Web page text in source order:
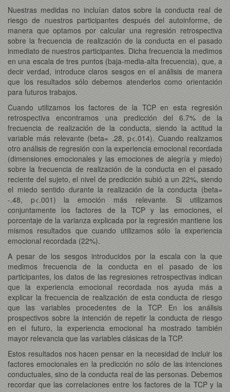
Nuestras medidas no incluían datos sobre la conducta real de
riesgo de nuestros participantes después del autoinforme, de
manera que optamos por calcular una regresión retrospectiva
sobre la frecuencia de realización de la conducta en el pasado
inmediato de nuestros participantes. Dicha frecuencia la medimos
en una escala de tres puntos (baja-media-alta frecuencia), que, a
decir verdad, introduce claros sesgos en el análisis de manera
que los resultados sólo debemos atenderlos como orientación
para futuros trabajos.
Cuando utilizamos los factores de la TCP en esta regresión
retrospectiva encontramos una predicción del 6.7% de la
frecuencia de realización de la conducta, siendo la actitud la
variable más relevante (beta= .28, p<.014). Cuando realizamos
otro análisis de regresión con la experiencia emocional recordada
(dimensiones emocionales y las emociones de alegría y miedo)
sobre la frecuencia de realización de la conducta en el pasado
reciente del sujeto, el nivel de predicción subió a un 22%, siendo
el miedo sentido durante la realización de la conducta (beta=
-.48, p<.001) la emoción más relevante. Si utilizamos
conjuntamente los factores de la TCP y las emociones, el
porcentaje de la varianza explicada por la regresión mantiene los
mismos resultados que cuando utilizamos sólo la experiencia
emocional recordada (22%).
A pesar de los sesgos introducidos por la escala con la que
medimos frecuencia de la conducta en el pasado de los
participantes, los datos de las regresiones retrospectivas indican
que la experiencia emocional recordada nos ayuda más a
explicar la frecuencia de realización de esta conducta de riesgo
que las variables procedentes de la TCP. En los análisis
prospectivos sobre la intención de repetir la conducta de riesgo
en el futuro, la experiencia emocional ha mostrado también
mayor relevancia que las variables clásicas de la TCP.
Estos resultados nos hacen pensar en la necesidad de incluir los
factores emocionales en la predicción no sólo de las intenciones
conductuales, sino de la conducta real de las personas. Debemos
recordar que las correlaciones entre los factores de la TCP y la